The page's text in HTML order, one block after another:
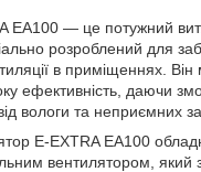
EA100 — це потужний
розроблений для
в приміщеннях.
ефективність, даючи
вологи та неприємних
E-EXTRA EA100
вентилятором, який